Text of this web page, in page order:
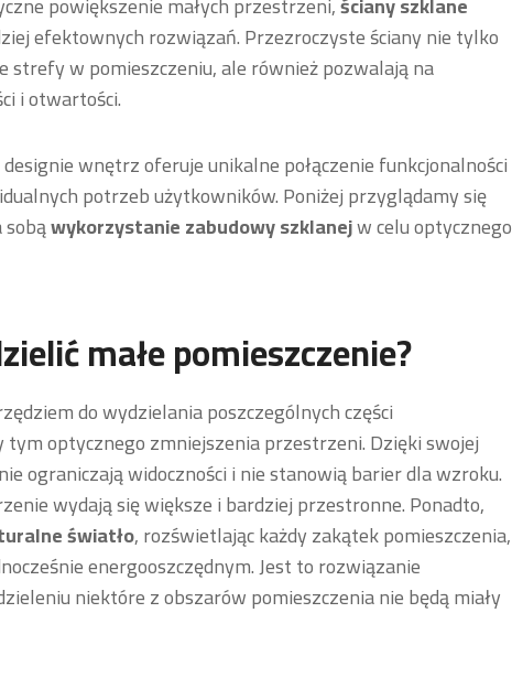
efektownych rozwiązań. Przezroczyste ściany nie tylko
strefy w pomieszczeniu, ale również pozwalają na
i otwartości.
wnętrz oferuje unikalne połączenie funkcjonalności
potrzeb użytkowników. Poniżej przyglądamy się
wykorzystanie zabudowy szklanejw celu optycznego
małe pomieszczenie?
do wydzielania poszczególnych części
tym optycznego zmniejszenia przestrzeni. Dzięki swojej
nie ograniczają widoczności i nie stanowią barier dla wzroku.
wydają się większe i bardziej przestronne. Ponadto,
światło, rozświetlając każdy zakątek pomieszczenia,
energooszczędnym. Jest to rozwiązanie
niektóre z obszarów pomieszczenia nie będą miały